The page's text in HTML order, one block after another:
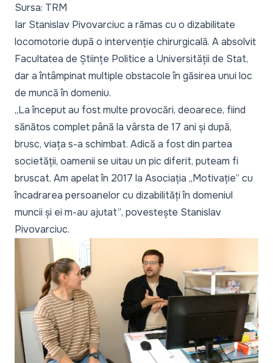
Sursa: TRM
Iar Stanislav Pivovarciuc a rămas cu o dizabilitate
locomotorie după o intervenție chirurgicală. A absolvit
Facultatea de Științe Politice a Universității de Stat,
dar a întâmpinat multiple obstacole în găsirea unui loc
de muncă în domeniu.
„La început au fost multe provocări, deoarece, fiind
sănătos complet până la vârsta de 17 ani și după,
brusc, viața s-a schimbat. Adică a fost din partea
societății, oamenii se uitau un pic diferit, puteam fi
bruscat. Am apelat în 2017 la Asociația „Motivație” cu
încadrarea persoanelor cu dizabilități în domeniul
muncii și ei m-au ajutat”, povestește Stanislav
Pivovarciuc.